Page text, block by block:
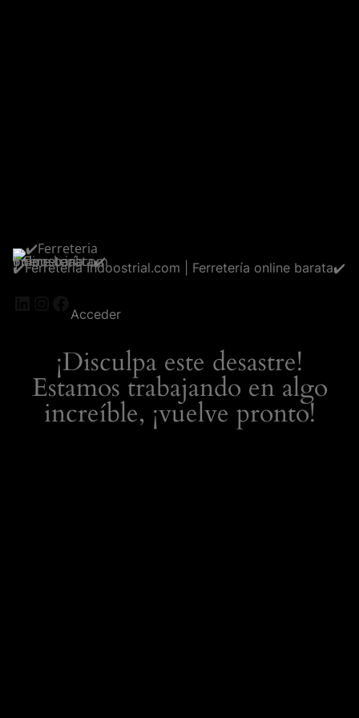
✔️Ferreteria Indoostrial.com | Ferretería online barata✔️
LinkedIn
Instagram
Facebook
Acceder
¡Disculpa este desastre!
Estamos trabajando en algo
increíble, ¡vuelve pronto!